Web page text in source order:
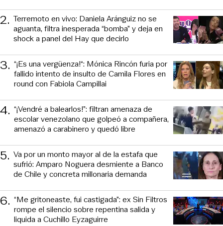
2. Terremoto en vivo: Daniela Aránguiz no se
aguanta, filtra inesperada “bomba” y deja en
shock a panel del Hay que decirlo
3. “¡Es una vergüenza!“: Mónica Rincón furia por
fallido intento de insulto de Camila Flores en
round con Fabiola Campillai
4. “¡Vendré a balearlos!”: filtran amenaza de
escolar venezolano que golpeó a compañera,
amenazó a carabinero y quedó libre
5. Va por un monto mayor al de la estafa que
sufrió: Amparo Noguera desmiente a Banco
de Chile y concreta millonaria demanda
6. “Me gritoneaste, fui castigada”: ex Sin Filtros
rompe el silencio sobre repentina salida y
liquida a Cuchillo Eyzaguirre